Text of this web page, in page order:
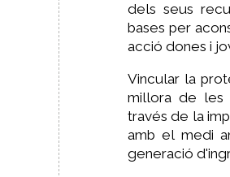
dels seus
bases per
acció dones i
Vincular la
millora de les
través de la
amb el medi
generació